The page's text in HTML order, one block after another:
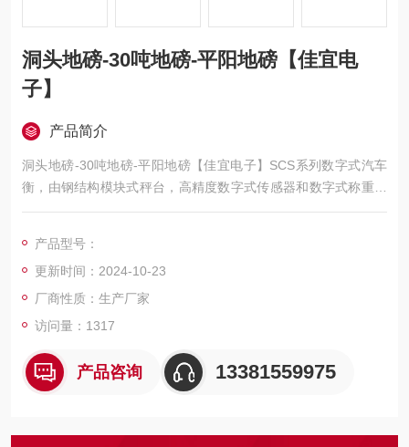
洞头地磅-30吨地磅-平阳地磅【佳宜电
子】
产品简介
洞头地磅-30吨地磅-平阳地磅【佳宜电子】SCS系列数字式汽车
衡，由钢结构模块式秤台，高精度数字式传感器和数字式称重控
制显示仪组成。数字技术极大的提升了电子汽车衡的品质，使其
干扰力更强，传输距离更远。
产品型号：
更新时间：2024-10-23
厂商性质：生产厂家
访问量：1317
产品咨询 13381559975